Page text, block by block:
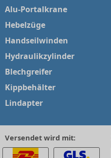
Alu-Portalkrane
Hebelzüge
Handseilwinden
Hydraulikzylinder
Blechgreifer
Kippbehälter
Lindapter
Versendet wird mit: